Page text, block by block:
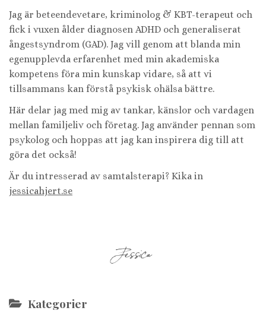
Jag är beteendevetare, kriminolog & KBT-terapeut och
fick i vuxen ålder diagnosen ADHD och generaliserat
ångestsyndrom (GAD). Jag vill genom att blanda min
egenupplevda erfarenhet med min akademiska
kompetens föra min kunskap vidare, så att vi
tillsammans kan förstå psykisk ohälsa bättre.
Här delar jag med mig av tankar, känslor och vardagen
mellan familjeliv och företag. Jag använder pennan som
psykolog och hoppas att jag kan inspirera dig till att
göra det också!
Är du intresserad av samtalsterapi? Kika in
jessicahjert.se
Kategorier